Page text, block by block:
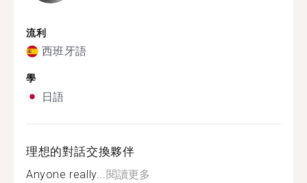
流利
西班牙語
學
日語
理想的對話交換夥伴
Anyone really... 閱讀更多